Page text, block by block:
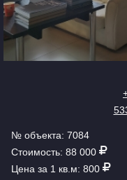
№ объекта: 7084
Стоимость: 88 000
Цена за 1 кв.м: 800